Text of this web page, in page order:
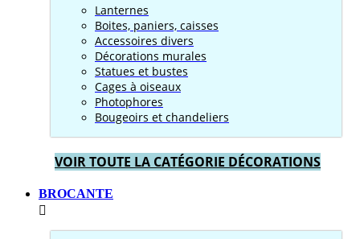
Lanternes
Boites, paniers, caisses
Accessoires divers
Décorations murales
Statues et bustes
Cages à oiseaux
Photophores
Bougeoirs et chandeliers
VOIR TOUTE LA CATÉGORIE DÉCORATIONS
BROCANTE